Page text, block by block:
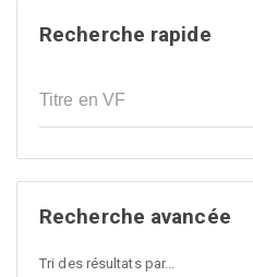
Recherche rapide
Recherche avancée
Tri des résultats par...